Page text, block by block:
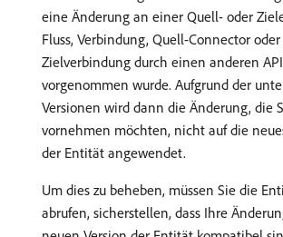
eine Änderung an einer Quell- oder
Fluss, Verbindung, Quell-Connector oder
Zielverbindung durch einen anderen
vorgenommen wurde. Aufgrund der
Versionen wird dann die Änderung, die
vornehmen möchten, nicht auf die
der Entität angewendet.
Um dies zu beheben, müssen Sie die
abrufen, sicherstellen, dass Ihre